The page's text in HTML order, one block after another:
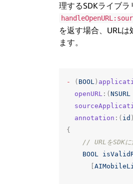
理するSDKライブラ
を返す場合、URL
ます。
- ( BOOL )
openURL :( NSURL
annotation :( id )
{
// URLをSDKに
BOOL